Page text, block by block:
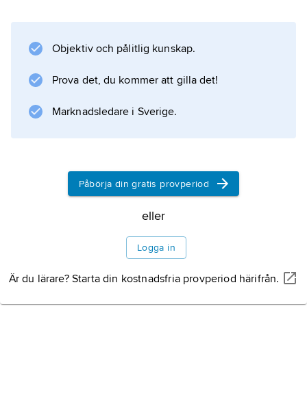
och väl avsatt från kroppen; tänderna är stora.
födan utgörs av bl.a. fåglar och mindre
Information om artikeln
Objektiv och pålitlig kunskap.
Prova det, du kommer att gilla det!
Marknadsledare i Sverige.
Påbörja din gratis provperiod
eller
Logga in
Är du lärare? Starta din kostnadsfria provperiod härifrån.